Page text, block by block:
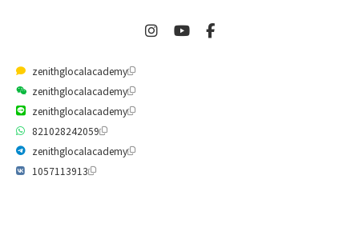
zenithglocalacademy
zenithglocalacademy
zenithglocalacademy
821028242059
zenithglocalacademy
1057113913